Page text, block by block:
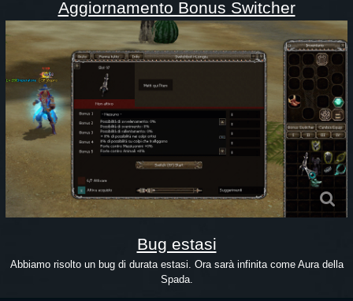
Aggiornamento Bonus Switcher
Bug estasi
Abbiamo risolto un bug di durata estasi. Ora sarà infinita come Aura della
Spada.